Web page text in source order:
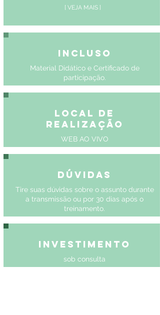
[ VEJA MAIS ]
Incluso
Material Didático e Certificado de
participação.
Local de
Realização
WEB AO VIVO
Dúvidas
Tire suas dúvidas sobre o assunto durante
a transmissão ou por 30 dias após o
treinamento.
Investimento
sob consulta